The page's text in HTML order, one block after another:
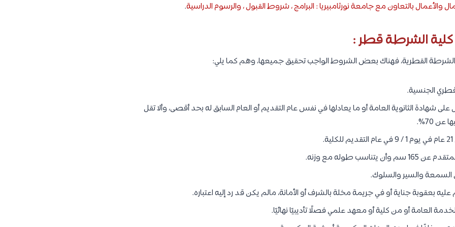
والأعمال بالتعاون مع جامعة نورثامبيريا : البرامج ، شروط القبول ، والرسوم الدراسية.
الشرطة قطر :
الشرطة القطرية، فهناك بعض الشروط الواجب تحقيق جميعها، وهم كما يلي:
الجنسية.
شهادة الثانوية العامة أو ما يعادلها في نفس عام التقديم أو العام السابق له بحد أقصى، وألا تقل
70%.
طوله مع وزنه.
والسير والسلوك.
بعقوبة جناية أو في جريمة مخلة بالشرف أو الأمانة، مالم يكن قد رد إليه اعتباره.
العامة أو من كلية أو معهد علمي فصلًا تأديبيًا نهائيًا.